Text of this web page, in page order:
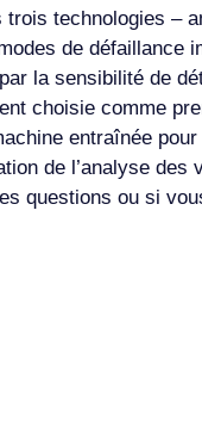
technologies –
de défaillance
la sensibilité de
choisie comme
entraînée
de l’analyse
questions ou si